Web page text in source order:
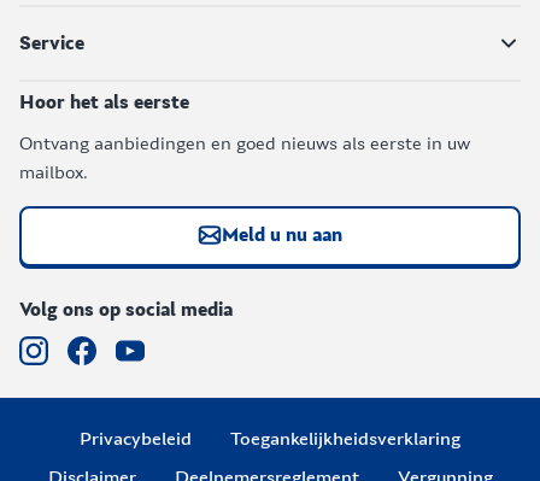
Service
Hoor het als eerste
Ontvang aanbiedingen en goed nieuws als eerste in uw
mailbox.
Meld u nu aan
Volg ons op social media
Privacybeleid
Toegankelijkheidsverklaring